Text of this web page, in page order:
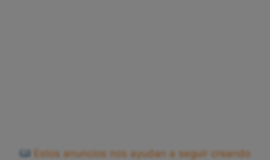
Estos anuncios nos ayudan a seguir creando